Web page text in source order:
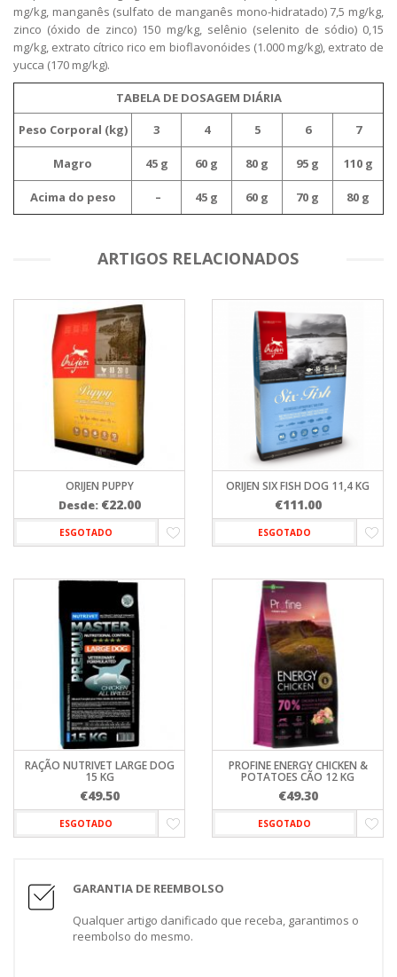
mg/kg, manganês (sulfato de manganês mono-hidratado) 7,5 mg/kg,
zinco (óxido de zinco) 150 mg/kg, selênio (selenito de sódio) 0,15
mg/kg, extrato cítrico rico em bioflavonóides (1.000 mg/kg), extrato de
yucca (170 mg/kg).
TABELA DE DOSAGEM DIÁRIA
Peso Corporal (kg)
3 4 5 6 7
Magro 45 g 60 g 80 g 95 g 110 g
Acima do peso – 45 g 60 g 70 g 80 g
ARTIGOS RELACIONADOS
ORIJEN PUPPY
Desde: €22.00
ESGOTADO
ORIJEN SIX FISH DOG 11,4 KG
€111.00
ESGOTADO
RAÇÃO NUTRIVET LARGE DOG
15 KG
€49.50
ESGOTADO
PROFINE ENERGY CHICKEN &
POTATOES CÃO 12 KG
€49.30
ESGOTADO
GARANTIA DE REEMBOLSO
Qualquer artigo danificado que receba, garantimos o
reembolso do mesmo.